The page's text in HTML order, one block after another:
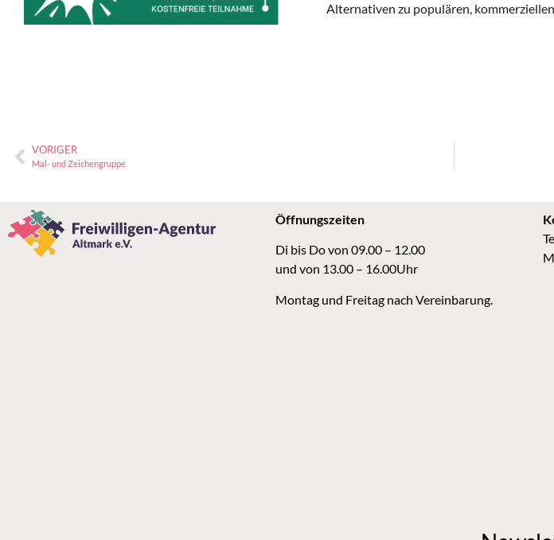
Alternativen zu populären,
VORIGER
Mal- und Zeichengruppe
Öffnungszeiten
Di bis Do von 09.00 – 12.00
und von 13.00 – 16.00Uhr
Montag und Freitag nach Vereinbarung.